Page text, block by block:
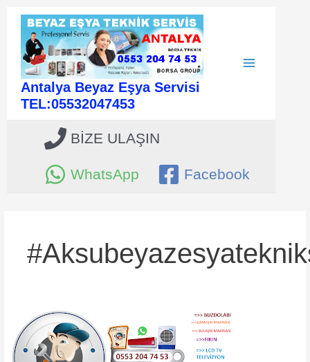
Antalya Beyaz Eşya Servisi
TEL:05532047453
BİZE ULAŞIN
WhatsApp Facebook